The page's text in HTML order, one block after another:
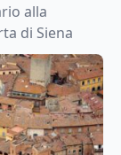
alla
di Siena